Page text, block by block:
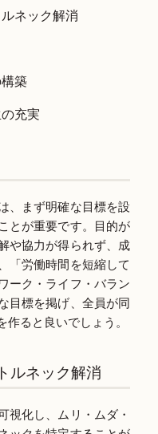
ネック解消
築
充実
、まず明確な目標を設
とが重要です。目的が
や協力が得られず、成
「労働時間を短縮して
ーク・ライフ・バラン
目標を掲げ、全員が同
作ると良いでしょう。
ルネック解消
視化し、ムリ・ムダ・